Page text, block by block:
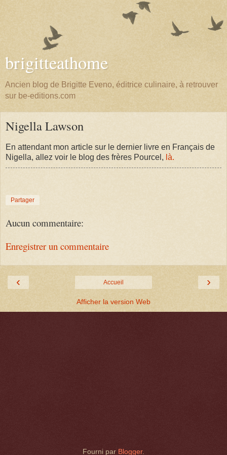
brigitteathome
Ancien blog de Brigitte Eveno, éditrice culinaire, à retrouver
sur be-editions.com
Nigella Lawson
En attendant mon article sur le dernier livre en Français de
Nigella, allez voir le blog des frères Pourcel, là.
Partager
Aucun commentaire:
Enregistrer un commentaire
‹ ›
Accueil
Afficher la version Web
Fourni par Blogger.